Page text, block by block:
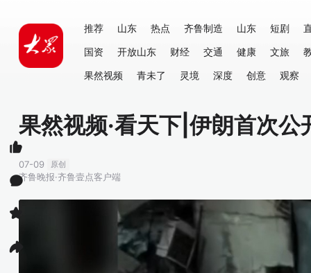
推荐 山东 热点 齐鲁制造 山东 短剧
国资
开放山东 财经 交通 健康 文旅
果然视频
青未了 灵境 深度 创意 观察
果然视频·看天下|伊朗首次
07-09 原创
齐鲁晚报·齐鲁壹点客户端